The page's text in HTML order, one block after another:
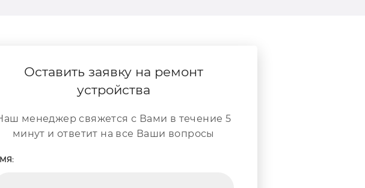
Оставить заявку на ремонт
устройства
менеджер свяжется с Вами в течение 5
минут и ответит на все Ваши вопросы